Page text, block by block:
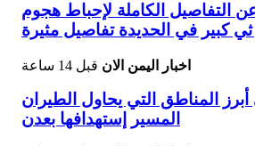
الكاملة لإحباط هجوم
كبير في الحديدة تفاصيل مثيرة
اخبار اليمن الان قبل 14 ساعة
المناطق التي يحاول الطيران
المسير إستهدافها بعدن